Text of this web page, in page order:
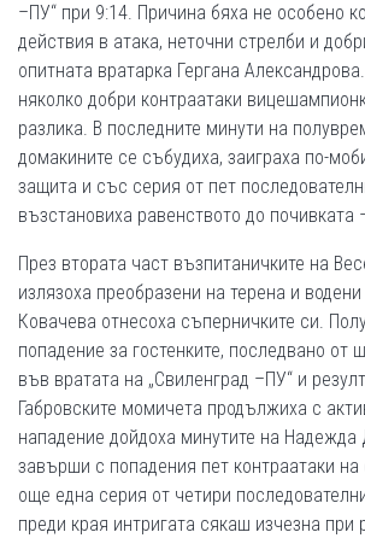
–ПУ“ при 9:14. Причина бяха не особено
действия в атака, неточни стрелби и
опитната вратарка Гергана
няколко добри контраатаки
разлика. В последните минути на
домакините се събудиха, заиграха по­-
защита и със серия от пет
възстановиха равенството до почивката
През втората част възпитаничките на
излязоха преобразени на терена и
Ковачева отнесоха съперничките си.
попадение за гостенките, последвано от
във вратата на „Свиленград –ПУ“ и
Габровските момичета продължиха с
нападение дойдоха минутите на Надежда
завърши с попадения пет контраатаки
още една серия от четири
преди края интригата сякаш изчезна при